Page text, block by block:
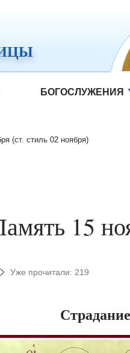
БОГОСЛУЖЕНИЯ
(ст. стиль 02 ноября)
15
Уже прочитали: 219